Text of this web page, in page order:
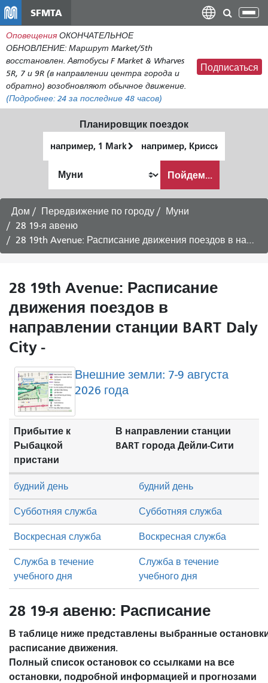
содержанию
SFMTA
Оповещения ОКОНЧАТЕЛЬНОЕ
ОБНОВЛЕНИЕ: Маршрут Market/5th
восстановлен. Автобусы F Market & Wharves
5R, 7 и 9R (в направлении центра города и
обратно) возобновляют обычное движение.
(Подробнее: 24 за последние 48 часов)
Подписаться
Планировщик поездок
местоположение
окончания
хочу
путешествовать
Пойдем...
Дом Передвижение по городу
Муни
28 19-я авеню
28 19th Avenue: Расписание движения поездов в направлении станции BART Daly City -
28 19th Avenue: Расписание
движения поездов в
направлении станции BART Daly
City -
Внешние земли: 7-9 августа
2026 года
Прибытие к
Рыбацкой
пристани
В направлении станции
BART города Дейли-Сити
Субботняя служба Субботняя служба
Воскресная служба Воскресная служба
будний день будний день
Служба в течение
учебного дня
Служба в течение
учебного дня
28 19-я авеню: Расписание
В таблице ниже представлены выбранные
расписание движения.
Полный список остановок со ссылками на все
остановки, подробной информацией и прогнозами